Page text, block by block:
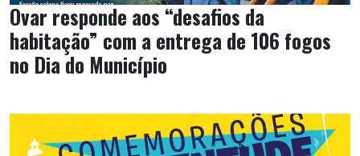
Ovar responde aos “desafios da
habitação” com a entrega de 106 fogos
no Dia do Município